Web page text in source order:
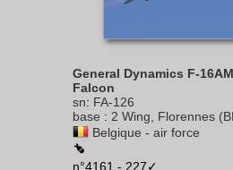
General Dynamics F-
Falcon
sn: FA-126
base : 2 Wing, Florennes
Belgique - air force
n°4161 - 227✓